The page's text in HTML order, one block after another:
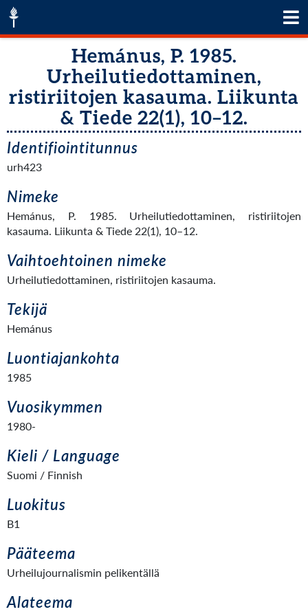
Hemánus, P. 1985.
Urheilutiedottaminen,
ristiriitojen kasauma. Liikunta
& Tiede 22(1), 10–12.
Identifiointitunnus
urh423
Nimeke
Hemánus, P. 1985. Urheilutiedottaminen, ristiriitojen
kasauma. Liikunta & Tiede 22(1), 10–12.
Vaihtoehtoinen nimeke
Urheilutiedottaminen, ristiriitojen kasauma.
Tekijä
Hemánus
Luontiajankohta
1985
Vuosikymmen
1980-
Kieli / Language
Suomi / Finnish
Luokitus
B1
Pääteema
Urheilujournalismin pelikentällä
Alateema